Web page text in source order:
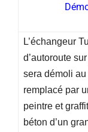
L’échangeur
d’autoroute
sera démoli
remplacé par
peintre et
béton d’un